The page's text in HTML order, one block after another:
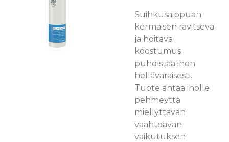
Suihkusaippuan
kermaisen ravitseva
ja hoitava
koostumus
puhdistaa ihon
hellävaraisesti.
Tuote antaa iholle
pehmeyttä
miellyttävän
vaahtoavan
vaikutuksen